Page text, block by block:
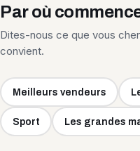
Par où
Dites-nous ce que vous
convient.
Meilleurs vendeurs
Sport Les grandes